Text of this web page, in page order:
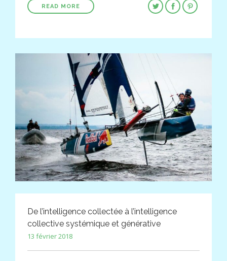
READ MORE
De l’intelligence collectée à l’intelligence
collective systémique et générative
13 février 2018